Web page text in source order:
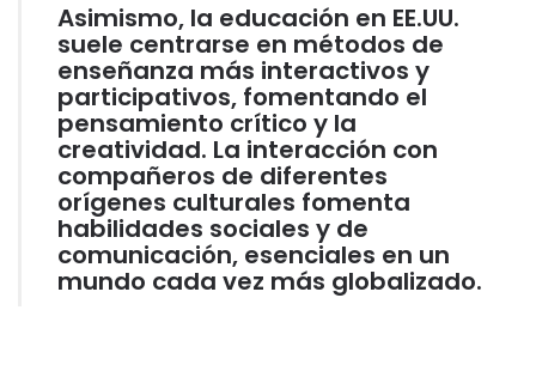
Asimismo, la educación en EE.UU.
suele centrarse en métodos de
enseñanza más interactivos y
participativos, fomentando el
pensamiento crítico y la
creatividad. La interacción con
compañeros de diferentes
orígenes culturales fomenta
habilidades sociales y de
comunicación, esenciales en un
mundo cada vez más globalizado.